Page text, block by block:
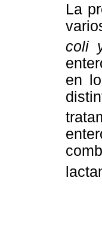
La
coli
en